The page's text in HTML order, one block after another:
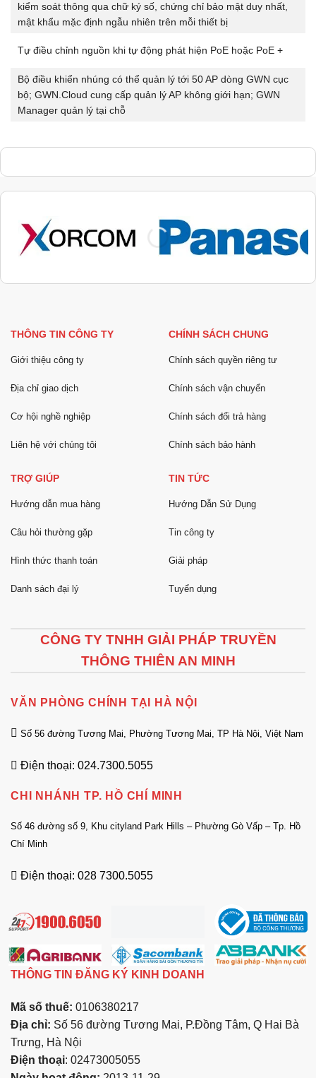
kiểm soát thông qua chữ ký số, chứng chỉ bảo mật duy nhất,
mật khẩu mặc định ngẫu nhiên trên mỗi thiết bị
Tự điều chỉnh nguồn khi tự động phát hiện PoE hoặc PoE +
Bộ điều khiển nhúng có thể quản lý tới 50 AP dòng GWN cục
bộ; GWN.Cloud cung cấp quản lý AP không giới hạn; GWN
Manager quản lý tại chỗ
THÔNG TIN CÔNG TY
Giới thiệu công ty
Địa chỉ giao dịch
Cơ hội nghề nghiệp
Liên hệ với chúng tôi
CHÍNH SÁCH CHUNG
Chính sách quyền riêng tư
Chính sách vận chuyển
Chính sách đổi trả hàng
Chính sách bảo hành
TRỢ GIÚP
Hướng dẫn mua hàng
Câu hỏi thường gặp
Hình thức thanh toán
Danh sách đại lý
TIN TỨC
Hướng Dẫn Sử Dụng
Tin công ty
Giải pháp
Tuyển dụng
CÔNG TY TNHH GIẢI PHÁP TRUYỀN
THÔNG THIÊN AN MINH
VĂN PHÒNG CHÍNH TẠI HÀ NỘI
Số 56 đường Tương Mai, Phường Tương Mai, TP Hà Nội, Việt Nam
Điện thoại: 024.7300.5055
CHI NHÁNH TP. HỒ CHÍ MINH
Số 46 đường số 9, Khu cityland Park Hills – Phường Gò Vấp – Tp. Hồ
Chí Minh
Điện thoại: 028 7300.5055
THÔNG TIN ĐĂNG KÝ KINH DOANH
Mã số thuế: 0106380217
Địa chỉ: Số 56 đường Tương Mai, P.Đồng Tâm, Q Hai Bà
Trưng, Hà Nội
Điện thoại: 02473005055